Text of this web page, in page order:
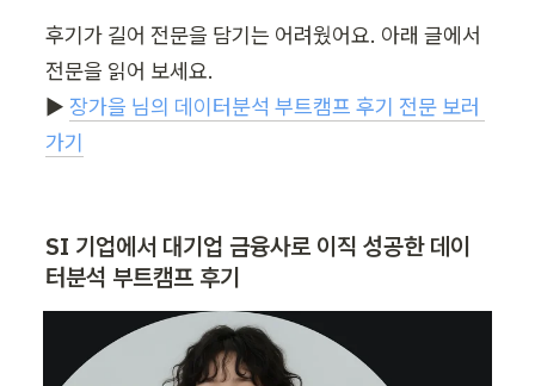
후기가 길어 전문을 담기는 어려웠어요. 아래 글에서
전문을 읽어 보세요.
▶︎ 장가을 님의 데이터분석 부트캠프 후기 전문 보러
가기
SI 기업에서 대기업 금융사로 이직 성공한 데이
터분석 부트캠프 후기